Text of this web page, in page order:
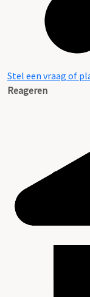
Stel een vraag of
Reageren